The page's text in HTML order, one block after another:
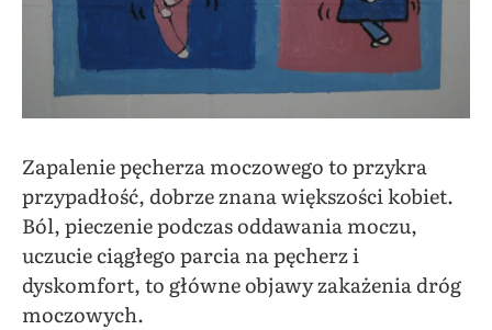
Zapalenie pęcherza moczowego to przykra
przypadłość, dobrze znana większości kobiet.
Ból, pieczenie podczas oddawania moczu,
uczucie ciągłego parcia na pęcherz i
dyskomfort, to główne objawy zakażenia dróg
moczowych.